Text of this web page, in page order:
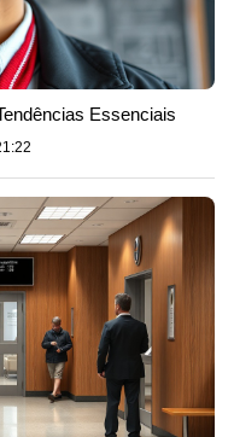
Essenciais